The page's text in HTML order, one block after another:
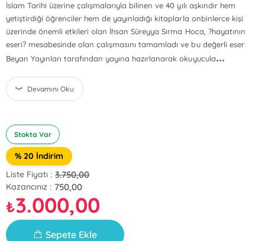
İslam Tarihi üzerine çalışmalarıyla bilinen ve 40 yılı aşkındır hem
yetiştirdiği öğrenciler hem de yayınladığı kitaplarla onbinlerce kişi
üzerinde önemli etkileri olan İhsan Süreyya Sırma Hoca, ?hayatının
eseri? mesabesinde olan çalışmasını tamamladı ve bu değerli eser
Beyan Yayınları tarafından yayına hazırlanarak okuyucula...
Devamını Oku
Stokta Var
% 20 İndirim
Liste Fiyatı : 3.750,00
Kazancınız : 750,00
₺3.000,00
Sepete Ekle